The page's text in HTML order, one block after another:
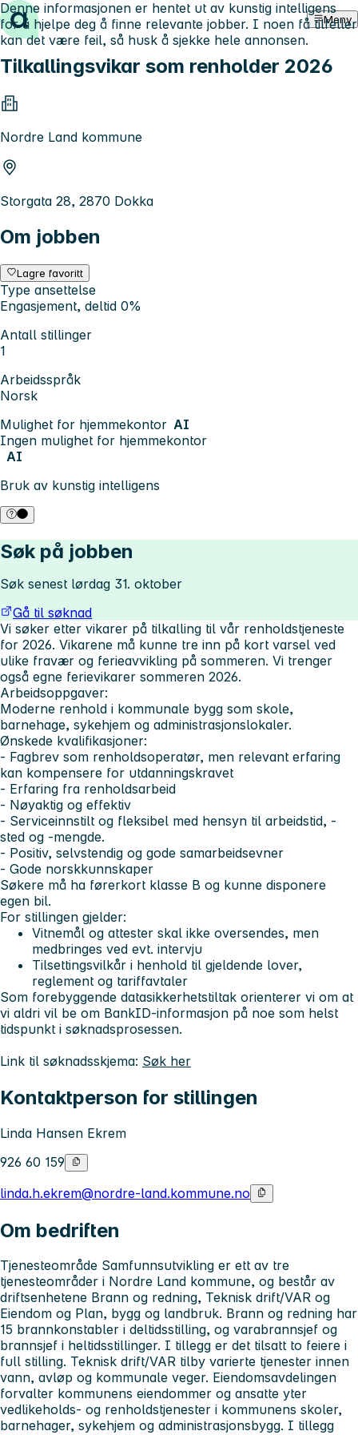
Hopp til innhold Meny
Tilkallingsvikar som renholder 2026
Nordre Land kommune
Storgata 28, 2870 Dokka
Om jobben
Lagre favoritt
Type ansettelse
Engasjement, deltid 0%
Antall stillinger
1
Arbeidsspråk
Norsk
Mulighet for hjemmekontor AI
Ingen mulighet for hjemmekontor
AI
Bruk av kunstig intelligens
Denne informasjonen er hentet ut av kunstig intelligens
for å hjelpe deg å finne relevante jobber. I noen få tilfeller
kan det være feil, så husk å sjekke hele annonsen.
Søk på jobben
Søk senest lørdag 31. oktober
Gå til søknad
Vi søker etter vikarer på tilkalling til vår renholdstjeneste
for 2026. Vikarene må kunne tre inn på kort varsel ved
ulike fravær og ferieavvikling på sommeren. Vi trenger
også egne ferievikarer sommeren 2026.
Arbeidsoppgaver:
Moderne renhold i kommunale bygg som skole,
barnehage, sykehjem og administrasjonslokaler.
Ønskede kvalifikasjoner:
- Fagbrev som renholdsoperatør, men relevant erfaring
kan kompensere for utdanningskravet
- Erfaring fra renholdsarbeid
- Nøyaktig og effektiv
- Serviceinnstilt og fleksibel med hensyn til arbeidstid, -
sted og -mengde.
- Positiv, selvstendig og gode samarbeidsevner
- Gode norskkunnskaper
Søkere må ha førerkort klasse B og kunne disponere
egen bil.
For stillingen gjelder:
Vitnemål og attester skal ikke oversendes, men
medbringes ved evt. intervju
Tilsettingsvilkår i henhold til gjeldende lover,
reglement og tariffavtaler
Som forebyggende datasikkerhetstiltak orienterer vi om at
vi aldri vil be om BankID-informasjon på noe som helst
tidspunkt i søknadsprosessen.
Link til søknadsskjema: Søk her
Kontaktperson for stillingen
Linda Hansen Ekrem
926 60 159
linda.h.ekrem@nordre-land.kommune.no
Om bedriften
Tjenesteområde Samfunnsutvikling er ett av tre
tjenesteområder i Nordre Land kommune, og består av
driftsenhetene Brann og redning, Teknisk drift/VAR og
Eiendom og Plan, bygg og landbruk. Brann og redning har
15 brannkonstabler i deltidsstilling, og varabrannsjef og
brannsjef i heltidsstillinger. I tillegg er det tilsatt to feiere i
full stilling. Teknisk drift/VAR tilby varierte tjenester innen
vann, avløp og kommunale veger. Eiendomsavdelingen
forvalter kommunens eiendommer og ansatte yter
vedlikeholds- og renholdstjenester i kommunens skoler,
barnehager, sykehjem og administrasjonsbygg. I tillegg